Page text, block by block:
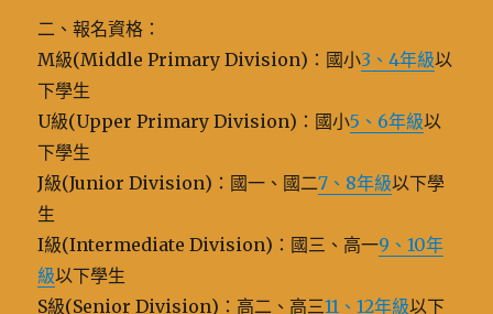
二、報名資格：
M級(Middle Primary Division)：國小3、4年級以
下學生
U級(Upper Primary Division)：國小5、6年級以
下學生
J級(Junior Division)：國一、國二7、8年級以下學
生
I級(Intermediate Division)：國三、高一9、10年
級以下學生
S級(Senior Division)：高二、高三11、12年級以下